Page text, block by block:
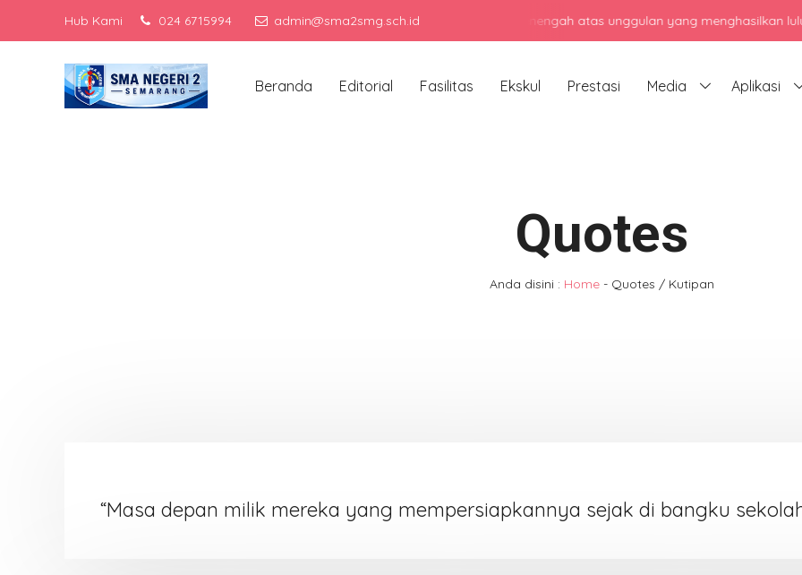
Hub Kami 024 6715994 admin@sma2smg.sch.idMenjadi sekolah menengah atas unggulan yang menghasilkan
Beranda Editorial Fasilitas Ekskul Prestasi Media Aplikasi
Quotes
Anda disini : Home- Quotes / Kutipan
“Masa depan milik mereka yang mempersiapkannya sejak di bangku